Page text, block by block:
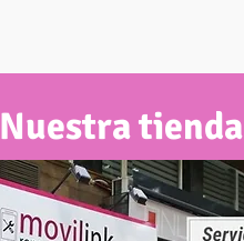
Nuestra tienda